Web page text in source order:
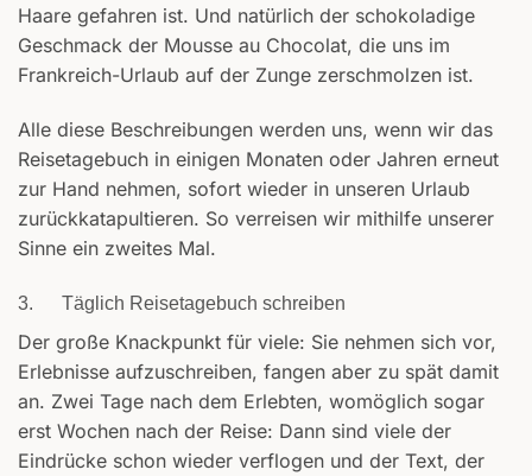
Haare gefahren ist. Und natürlich der schokoladige
Geschmack der Mousse au Chocolat, die uns im
Frankreich-Urlaub auf der Zunge zerschmolzen ist.
Alle diese Beschreibungen werden uns, wenn wir das
Reisetagebuch in einigen Monaten oder Jahren erneut
zur Hand nehmen, sofort wieder in unseren Urlaub
zurückkatapultieren. So verreisen wir mithilfe unserer
Sinne ein zweites Mal.
3. Täglich Reisetagebuch schreiben
Der große Knackpunkt für viele: Sie nehmen sich vor,
Erlebnisse aufzuschreiben, fangen aber zu spät damit
an. Zwei Tage nach dem Erlebten, womöglich sogar
erst Wochen nach der Reise: Dann sind viele der
Eindrücke schon wieder verflogen und der Text, der